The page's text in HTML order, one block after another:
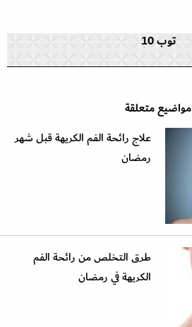
توب 10
مواضيع متعلقة
علاج رائحة الفم الكريهة قبل شهر
رمضان
طرق التخلص من رائحة الفم
الكريهة في رمضان